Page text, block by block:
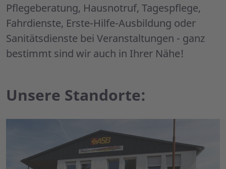
Pflegeberatung, Hausnotruf, Tagespflege,
Fahrdienste, Erste-Hilfe-Ausbildung oder
Sanitätsdienste bei Veranstaltungen - ganz
bestimmt sind wir auch in Ihrer Nähe!
Unsere Standorte: